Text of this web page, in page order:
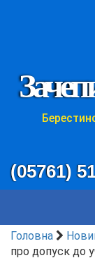
(05761)
Головна
про допуск до